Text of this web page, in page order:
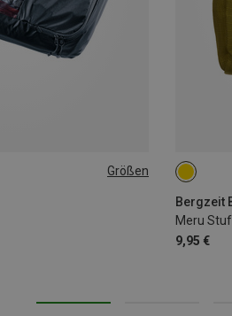
Größen
Bergzeit
Meru
9,95 €
S